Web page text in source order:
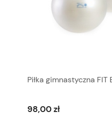
Piłka gimnastyczna FIT
98,00 zł